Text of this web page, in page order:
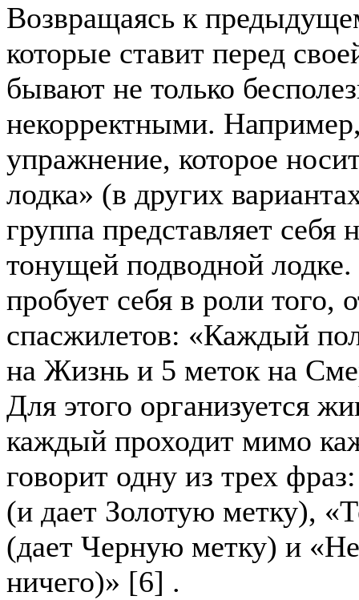
Возвращаясь к
которые ставит перед
бывают не только
некорректными.
упражнение, которое
лодка» (в других
группа представляет себя
тонущей подводной
пробует себя в роли того,
спасжилетов: «Каждый
на Жизнь и 5 меток на
Для этого организуется
каждый проходит мимо
говорит одну из трех
(и дает Золотую метку),
(дает Черную метку) и
ничего)» [6] .